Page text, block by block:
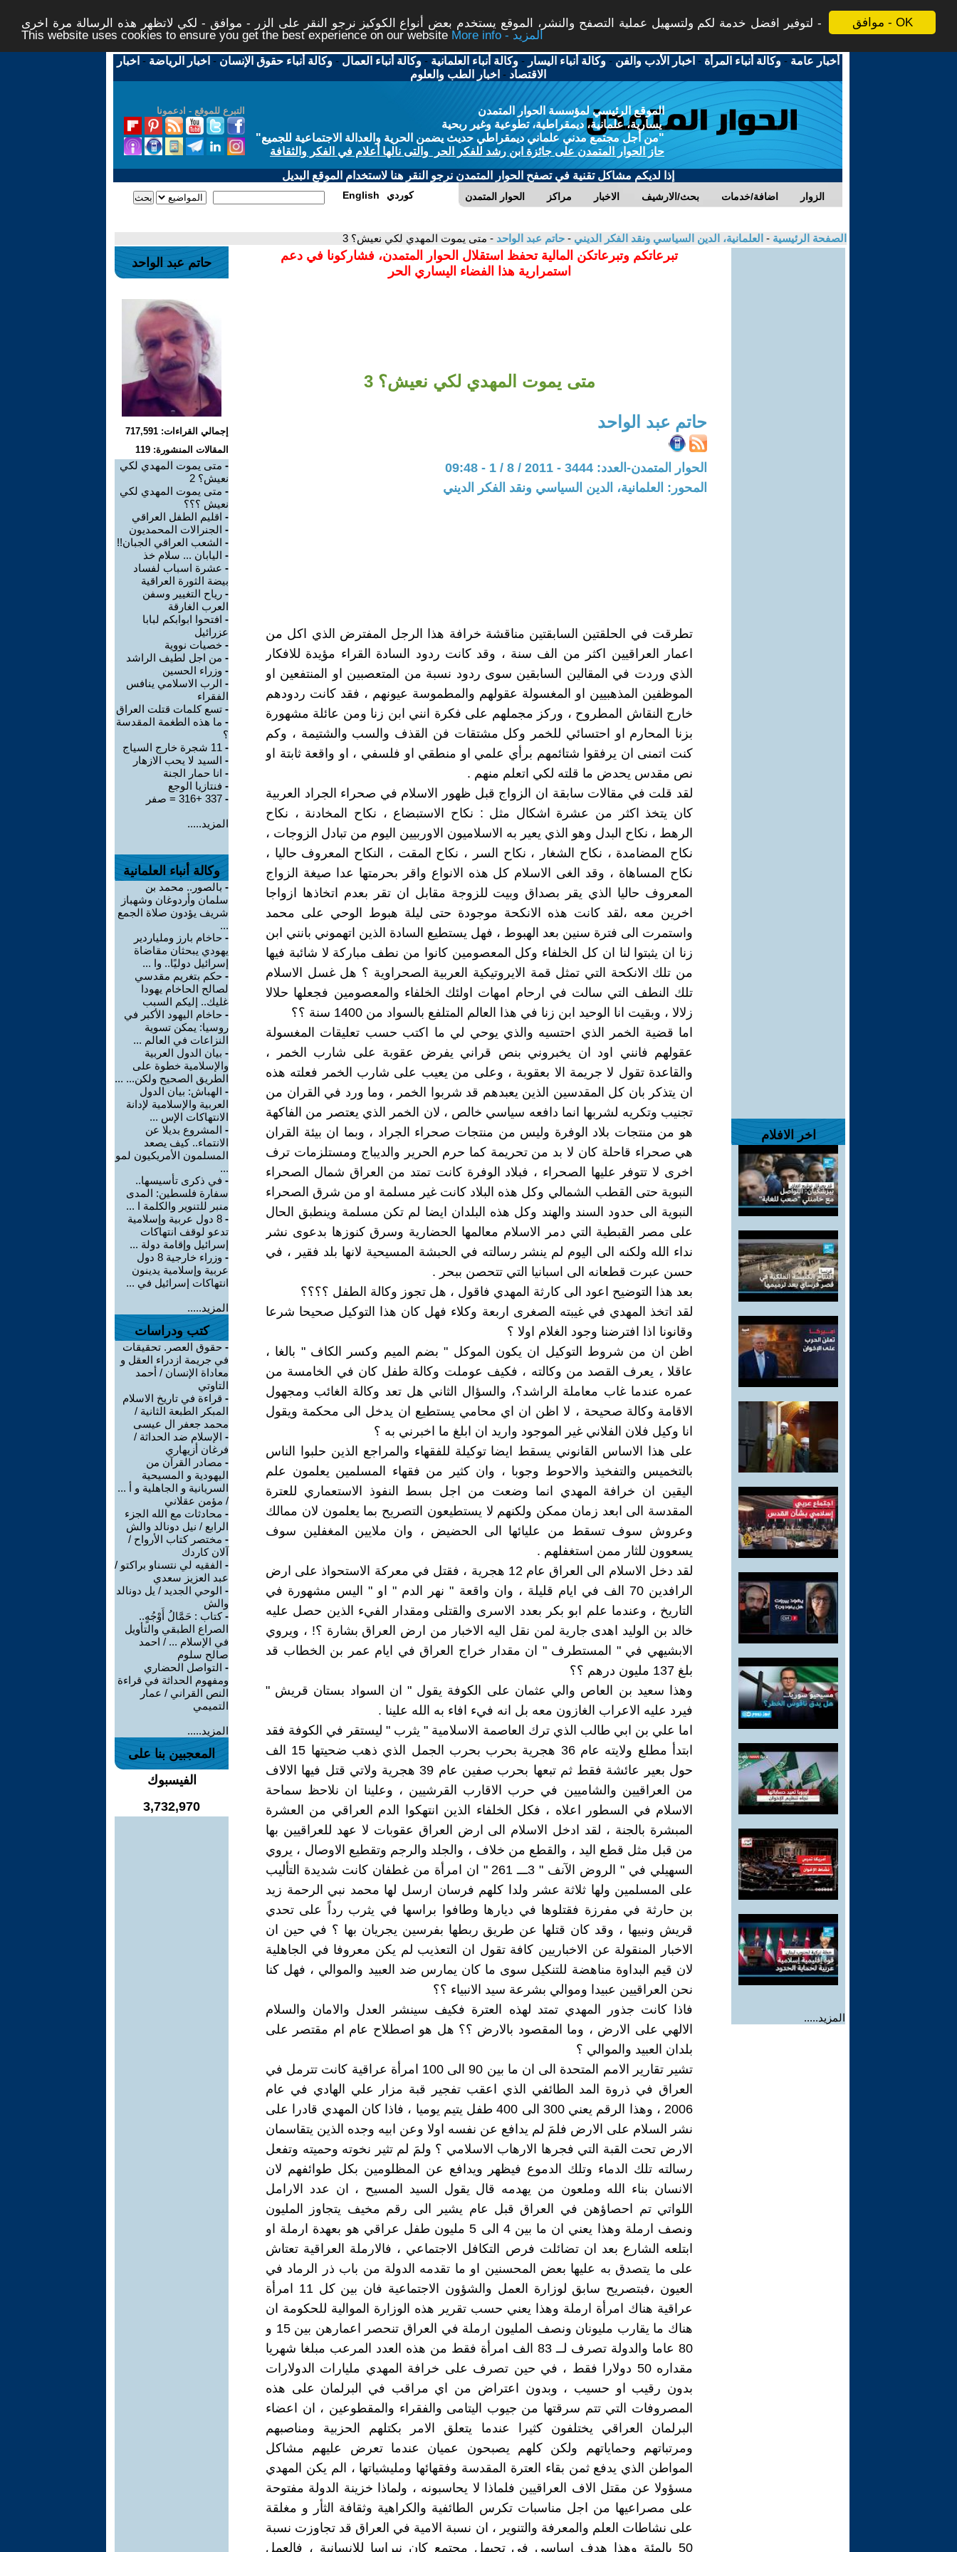
موافق - OK
لتوفير افضل خدمة لكم ولتسهيل عملية التصفح والنشر، الموقع يستخدم بعض أنواع الكوكيز نرجو النقر على الزر - موافق - لكي لاتظهر هذه الرسالة مرة اخرى -
This website uses cookies to ensure you get the best experience on our website
More info - المزيد
أخبار عامة -وكالة أنباء المرأة - اخبار الأدب والفن -وكالة أنباء اليسار -وكالة أنباء العلمانية -وكالة أنباء العمال -وكالة أنباء حقوق الإنسان - اخبار الرياضة - اخبار
الاقتصاد - اخبار الطب والعلوم
التبرع للموقع - ادعمونا
الموقع الرئيسي لمؤسسة الحوار المتمدن
يسارية، علمانية، ديمقراطية، تطوعية وغير ربحية
"من أجل مجتمع مدني علماني ديمقراطي حديث يضمن الحرية والعدالة الاجتماعية للجميع"
حاز الحوار المتمدن على جائزة ابن رشد للفكر الحر والتى نالها أعلام في الفكر والثقافة
إذا لديكم مشاكل تقنية في تصفح الحوار المتمدن نرجو النقر هنا لاستخدام الموقع البديل
الحوار المتمدن مراكز الاخبار بحث/الارشيف اضافة/خدمات الزوار English كوردي
الصفحة الرئيسية - العلمانية، الدين السياسي ونقد الفكر الديني - حاتم عبد الواحد - متى يموت المهدي لكي نعيش؟ 3
اخر الافلام
المزيد.....
تبرعاتكم وتبرعاتكن المالية تحفظ استقلال الحوار المتمدن، فشاركونا في دعم
استمرارية هذا الفضاء اليساري الحر
متى يموت المهدي لكي نعيش؟ 3
حاتم عبد الواحد
الحوار المتمدن-العدد: 3444 - 2011 / 8 / 1 - 09:48
المحور: العلمانية، الدين السياسي ونقد الفكر الديني
تطرقت في الحلقتين السابقتين مناقشة خرافة هذا الرجل المفترض الذي اكل من
اعمار العراقيين اكثر من الف سنة ، وقد كانت ردود السادة القراء مؤيدة للافكار
الذي وردت في المقالين السابقين سوى ردود نسبة من المتعصبين او المنتفعين او
الموظفين المذهبيين او المغسولة عقولهم والمطموسة عيونهم ، فقد كانت ردودهم
خارج النقاش المطروح ، وركز مجملهم على فكرة انني ابن زنا ومن عائلة مشهورة
بزنا المحارم او احتسائي للخمر وكل مشتقات فن القذف والسب والشتيمة ، وكم
كنت اتمنى ان يرفقوا شتائمهم برأي علمي او منطقي او فلسفي ، او واقعة ثابتة او
نص مقدس يحدض ما قلته لكي اتعلم منهم .
لقد قلت في مقالات سابقة ان الزواج قبل ظهور الاسلام في صحراء الجراد العربية
كان يتخذ اكثر من عشرة اشكال مثل : نكاح الاستبضاع ، نكاح المخادنة ، نكاح
الرهط ، نكاح البدل وهو الذي يعير به الاسلاميون الاوربيين اليوم من تبادل الزوجات ،
نكاح المضامدة ، نكاح الشغار ، نكاح السر ، نكاح المقت ، النكاح المعروف حاليا ،
نكاح المساهاة ، وقد الغى الاسلام كل هذه الانواع واقر بحرمتها عدا صيغة الزواج
المعروف حاليا الذي يقر بصداق وبيت للزوجة مقابل ان تقر بعدم اتخاذها ازواجا
اخرين معه ،لقد كانت هذه الانكحة موجودة حتى ليلة هبوط الوحي على محمد
واستمرت الى فترة سنين بعد الهبوط ، فهل يستطيع السادة الذين اتهموني بانني ابن
زنا ان يثبتوا لنا ان كل الخلفاء وكل المعصومين كانوا من نطف مباركة لا شائبة فيها
من تلك الانكحة التي تمثل قمة الايروتيكية العربية الصحراوية ؟ هل غسل الاسلام
تلك النطف التي سالت في ارحام امهات اولئك الخلفاء والمعصومين فجعلها حلالا
زلالا ، وبقيت انا الوحيد ابن زنا في هذا العالم المتلفع بالسواد من 1400 سنة ؟؟
اما قضية الخمر الذي احتسيه والذي يوحي لي ما اكتب حسب تعليقات المغسولة
عقولهم فانني اود ان يخبروني بنص قراني يفرض عقوبة على شارب الخمر ،
والقاعدة تقول لا جريمة الا بعقوبة ، وعلى من يعيب على شارب الخمر فعلته هذه
ان يتذكر بان كل المقدسين الذين يعبدهم قد شربوا الخمر ، وما ورد في القران من
تجنيب وتكريه لشربها انما دافعه سياسي خالص ، لان الخمر الذي يعتصر من الفاكهة
هو من منتجات بلاد الوفرة وليس من منتجات صحراء الجراد ، وبما ان بيئة القران
هي صحراء قاحلة كان لا بد من تحريمة كما حرم الحرير والديباج ومستلزمات ترف
اخرى لا تتوفر عليها الصحراء ، فبلاد الوفرة كانت تمتد من العراق شمال الصحراء
النبوية حتى القطب الشمالي وكل هذه البلاد كانت غير مسلمة او من شرق الصحراء
النبوية الى حدود السند والهند وكل هذه البلدان ايضا لم تكن مسلمة وينطبق الحال
على مصر القبطية التي دمر الاسلام معالمها الحضارية وسرق كنوزها بدعوى نشر
نداء الله ولكنه الى اليوم لم ينشر رسالته في الحبشة المسيحية لانها بلد فقير ، في
حسن عبرت قطعانه الى اسبانيا التي تتحصن ببحر .
بعد هذا التوضيح اعود الى كارثة المهدي فاقول ، هل تجوز وكالة الطفل ؟؟؟؟
لقد اتخذ المهدي في غيبته الصغرى اربعة وكلاء فهل كان هذا التوكيل صحيحا شرعا
وقانونا اذا افترضنا وجود الغلام اولا ؟
اظن ان من شروط التوكيل ان يكون الموكل " بضم الميم وكسر الكاف " بالغا ،
عاقلا ، يعرف القصد من وكالته ، فكيف عوملت وكالة طفل كان في الخامسة من
عمره عندما غاب معاملة الراشد؟، والسؤال الثاني هل تعد وكالة الغائب ومجهول
الاقامة وكالة صحيحة ، لا اظن ان اي محامي يستطيع ان يدخل الى محكمة ويقول
انا وكيل فلان الفلاني غير الموجود واريد ان ابلغ ما اخبرني به ؟
على هذا الاساس القانوني يسقط ايضا توكيلة للفقهاء والمراجع الذين حلبوا الناس
بالتخميس والتفخيذ والاحوط وجوبا ، وان كثير من فقهاء المسلمين يعلمون علم
اليقين ان خرافة المهدي انما وضعت من اجل بسط النفوذ الاستعماري للعترة
المقدسة الى ابعد زمان ممكن ولكنهم لا يستطيعون التصريح بما يعلمون لان ممالك
وعروش سوف تسقط من عليائها الى الحضيض ، وان ملايين المغفلين سوف
يسعوون للثار ممن استغفلهم .
لقد دخل الاسلام الى العراق عام 12 هجرية ، فقتل في معركة الاستحواذ على ارض
الرافدين 70 الف في ايام قليلة ، وان واقعة " نهر الدم " او " اليس مشهورة في
التاريخ ، وعندما علم ابو بكر بعدد الاسرى والقتلى ومقدار الفيء الذين حصل عليه
خالد بن الوليد اهدى جارية لمن نقل اليه الاخبار من ارض العراق بشارة ؟! ، ويروي
الابشيهي في " المستطرف " ان مقدار خراج العراق في ايام عمر بن الخطاب قد
بلغ 137 مليون درهم ؟؟
وهذا سعيد بن العاص والي عثمان على الكوفة يقول " ان السواد بستان قريش "
فيرد عليه الاعراب الغازون معه بل انه فيء افاء به الله علينا .
اما علي بن ابي طالب الذي ترك العاصمة الاسلامية " يثرب " ليستقر في الكوفة فقد
ابتدأ مطلع ولايته عام 36 هجرية بحرب بحرب الجمل الذي ذهب ضحيتها 15 الف
حول بعير عائشة فقط ثم تبعها بحرب صفين عام 39 هجرية ولاتي قتل فيها الالاف
من العراقيين والشاميين في حرب الاقارب القرشيين ، وعلينا ان نلاحظ سماحة
الاسلام في السطور اعلاه ، فكل الخلفاء الذين انتهكوا الدم العراقي من العشرة
المبشرة بالجنة ، لقد ادخل الاسلام الى ارض العراق عقوبات لا عهد للعراقيين بها
من قبل مثل قطع اليد ، والقطع من خلاف ، والجلد والرجم وتقطيع الاوصال ، يروي
السهيلي في " الروض الآنف " 3ـــ 261 " ان امرأة من غطفان كانت شديدة التأليب
على المسلمين ولها ثلاثة عشر ولدا كلهم فرسان ارسل لها محمد نبي الرحمة زيد
بن حارثة في مفرزة فقتلوها في ديارها وطافوا براسها في يثرب رداً على تحدي
قريش ونبيها ، وقد كان قتلها عن طريق ربطها بفرسين يجريان بها ؟ في حين ان
الاخبار المنقولة عن الاخباريين كافة تقول ان التعذيب لم يكن معروفا في الجاهلية
لان قيم البداوة مناهضة للتنكيل سوى ما كان يمارس ضد العبيد والموالي ، فهل كنا
نحن العراقيين عبيدا وموالي بشرعة سيد الانبياء ؟؟
فاذا كانت جذور المهدي تمتد لهذه العترة فكيف سينشر العدل والامان والسلام
الالهي على الارض ، وما المقصود بالارض ؟؟ هل هو اصطلاح عام ام مقتصر على
بلدان العبيد والموالي ؟
تشير تقارير الامم المتحدة الى ان ما بين 90 الى 100 امرأة عراقية كانت تترمل في
العراق في ذروة المد الطائفي الذي اعقب تفجير قبة مزار علي الهادي في عام
2006 ، وهذا الرقم يعني 300 الى 400 طفل يتيم يوميا ، فاذا كان المهدي قادرا على
نشر السلام على الارض فلمَ لم يدافع عن نفسه اولا وعن ابيه وجده الذين يتقاسمان
الارض تحت القبة التي فجرها الارهاب الاسلامي ؟ ولمَ لم تثير نخوته وحميته وتفعل
رسالته تلك الدماء وتلك الدموع فيظهر ويدافع عن المظلومين بكل طوائفهم لان
الانسان بناء الله وملعون من يهدمه قال يقول السيد المسيح ، ان عدد الارامل
اللواتي تم احصاؤهن في العراق قبل عام يشير الى رقم مخيف يتجاوز المليون
ونصف ارملة وهذا يعني ان ما بين 4 الى 5 مليون طفل عراقي هو بعهدة ارملة او
ابتلعه الشارع بعد ان تضائلت فرص التكافل الاجتماعي ، فالارملة العراقية تعتاش
على ما يتصدق به عليها بعض المحسنين او ما تقدمه الدولة من باب ذر الرماد في
العيون ،فبتصريح سابق لوزارة العمل والشؤون الاجتماعية فان بين كل 11 امرأة
عراقية هناك امرأة ارملة وهذا يعني حسب تقرير هذه الوزارة الموالية للحكومة ان
هناك ما يقارب مليونان ونصف المليون ارملة في العراق تنحصر اعمارهن بين 15 و
80 عاما والدولة تصرف لــ 83 الف امرأة فقط من هذه العدد المرعب مبلغا شهريا
مقداره 50 دولارا فقط ، في حين تصرف على خرافة المهدي مليارات الدولارات
بدون رقيب او حسيب ، وبدون اعتراض من اي مراقب في البرلمان على هذه
المصروفات التي تتم سرقتها من جيوب اليتامى والفقراء والمقطوعين ، ان اعضاء
البرلمان العراقي يختلفون كثيرا عندما يتعلق الامر بكتلهم الحزبية ومناصبهم
ومرتباتهم وحماياتهم ولكن كلهم يصبحون عميان عندما تعرض عليهم مشاكل
المواطن الذي يدفع ثمن بقاء العترة المقدسة وفقهائها ومليشياتها ، الم يكن المهدي
مسؤولا عن مقتل الاف العراقيين فلماذا لا يحاسبونه ، ولماذا خزينة الدولة مفتوحة
على مصراعيها من اجل مناسبات تكرس الطائفية والكراهية وثقافة الثأر و مغلقة
على نشاطات العلم والمعرفة والتنوير ، ان نسبة الامية في العراق قد تجاوزت نسبة
50 بالمئة وهذا هدف اساسي في تجيهل مجتمع كان نبراسا للانسانية ، فالعمل
حاتم عبد الواحد
إجمالي القراءات: 717,591
المقالات المنشورة: 119
- متى يموت المهدي لكي
نعيش؟ 2
- متى يموت المهدي لكي
نعيش ؟؟؟
- اقليم الطفل العراقي
- الجنرالات المحمديون
- الشعب العراقي الجبان!!
- اليابان ... سلام خذ
- عشرة اسباب لفساد
بيضة الثورة العراقية
- رياح التغيير وسفن
العرب الغارقة
- افتحوا ابوابكم لبابا
عزرائيل
- خصيات نووية
- من اجل لطيف الراشد
- وزراء الحسين
- الرب الاسلامي ينافس
الفقراء
- تسع كلمات قتلت العراق
- ما هذه الطغمة المقدسة
؟
- 11 شجرة خارج السياج
- السيد لا يحب الازهار
- انا حمار الجنة
- فنتازيا الوجع
- 337 +316 = صفر
المزيد.....
وكالة أنباء العلمانية
- بالصور.. محمد بن
سلمان وأردوغان وشهباز
شريف يؤدون صلاة الجمع
...
- حاخام بارز وملياردير
يهودي يبحثان مقاضاة
إسرائيل دوليًا.. وا ...
- حكم بتغريم مقدسي
لصالح الحاخام يهودا
غليك.. إليكم السبب
- حاخام اليهود الأكبر في
روسيا: يمكن تسوية
النزاعات في العالم ...
- بيان الدول العربية
والإسلامية خطوة على
الطريق الصحيح ولكن... ...
- الهباش: بيان الدول
العربية والإسلامية لإدانة
الانتهاكات الإس ...
- المشروع بديلا عن
الانتماء.. كيف يصعد
المسلمون الأمريكيون لمو
...
- في ذكرى تأسيسها..
سفارة فلسطين: المدى
منبر للتنوير والكلمة ا ...
-
8 دول عربية وإسلامية
تدعو لوقف انتهاكات
إسرائيل وإقامة دولة ...
-
وزراء خارجية 8 دول
عربية وإسلامية يدينون
انتهاكات إسرائيل في ...
المزيد.....
كتب ودراسات
- حقوق العصر. تحقيقات
في جريمة ازدراء العقل و
معاداة الإنسان / أحمد
التاوتي
- قراءة في تاريخ الاسلام
المبكر الطبعة الثانية /
محمد جعفر ال عيسى
- الإسلام ضد الحداثة /
فرغان أزيهاري
- مصادر القرآن من
اليهودية و المسيحية
السريانية و الجاهلية و أ ...
/ مؤمن عقلاني
- محادثات مع الله الجزء
الرابع / نيل دونالد والش
- مختصر كتاب الأرواح /
آلان كاردك
- الفقيه لي نتسناو براكتو /
عبد العزيز سعدي
- الوحي الجديد / يل دونالد
والش
-كتاب : حَمَّالُ أَوْجُهٍ..
الصراع الطبقي والتأويل
في الإسلام ... / احمد
صالح سلوم
- التواصل الحضاري
ومفهوم الحداثة في قراءة
النص القراني / عمار
التميمي
المزيد.....
المعجبين بنا على
الفيسبوك
3,732,970